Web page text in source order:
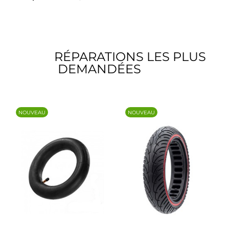
RÉPARATIONS LES PLUS
DEMANDÉES
NOUVEAU NOUVEAU